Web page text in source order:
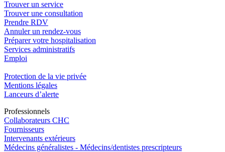
Trouver un service
Trouver une consultation
Prendre RDV
Annuler un rendez-vous
Préparer votre hospitalisation
Services administratifs
Emploi​
Protection de la vie privée
Mentions légales
Lanceurs d’alerte
Professionnels
Collaborateurs CHC
Fournisseurs
Intervenants extérieurs
Médecins généralistes - Médecins/dentistes prescripteurs